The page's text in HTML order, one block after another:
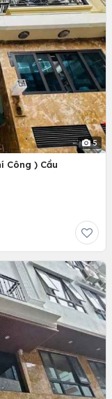
5
Công ) Cầu